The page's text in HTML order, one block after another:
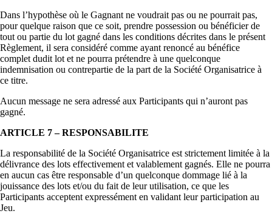
Dans l’hypothèse où le Gagnant ne voudrait pas ou ne pourrait pas,
pour quelque raison que ce soit, prendre possession ou bénéficier de
tout ou partie du lot gagné dans les conditions décrites dans le présent
Règlement, il sera considéré comme ayant renoncé au bénéfice
complet dudit lot et ne pourra prétendre à une quelconque
indemnisation ou contrepartie de la part de la Société Organisatrice à
ce titre.
Aucun message ne sera adressé aux Participants qui n’auront pas
gagné.
ARTICLE 7 – RESPONSABILITE
La responsabilité de la Société Organisatrice est strictement limitée à la
délivrance des lots effectivement et valablement gagnés. Elle ne pourra
en aucun cas être responsable d’un quelconque dommage lié à la
jouissance des lots et/ou du fait de leur utilisation, ce que les
Participants acceptent expressément en validant leur participation au
Jeu.